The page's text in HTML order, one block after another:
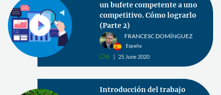
un bufete competente a uno
competitivo. Cómo lograrlo
(Parte 2)
FRANCESC DOMÍNGUEZ
España
v0 25 June 2020
Introducción del trabajo